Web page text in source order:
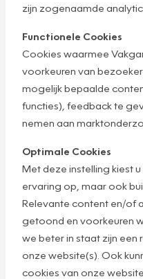
zijn zogenaamde
Functionele Cookies
Cookies waarmee
voorkeuren van
mogelijk bepaalde
functies), feedback te
nemen aan
Optimale Cookies
Met deze instelling kiest
ervaring op, maar ook
Relevante content en/of
getoond en voorkeuren
we beter in staat zijn
onze website(s). Ook
cookies van onze